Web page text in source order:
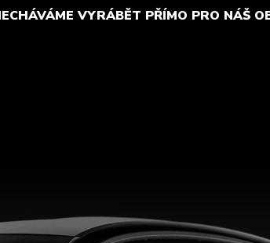
VYRÁBĚT PŘÍMO PRO NÁŠ